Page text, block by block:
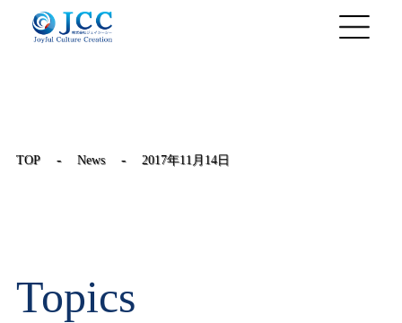
TOP - News - 2017年11月14日
Topics